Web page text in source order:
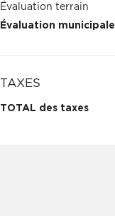
Évaluation terrain
Évaluation municipale
TAXES
TOTAL des taxes